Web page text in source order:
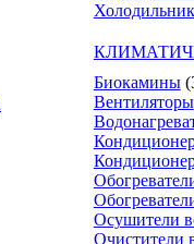
Биокамины
Вентиляторы
Осушители
Очистители